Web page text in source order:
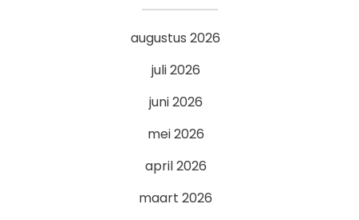
augustus 2026
juli 2026
juni 2026
mei 2026
april 2026
maart 2026